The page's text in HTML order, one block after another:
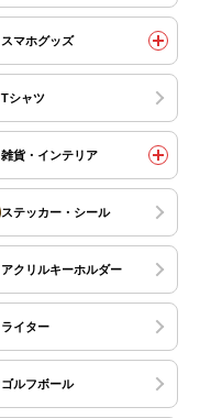
スマホグッズ
Tシャツ
雑貨・インテリア
ステッカー・シール
アクリルキーホルダー
ライター
ゴルフボール